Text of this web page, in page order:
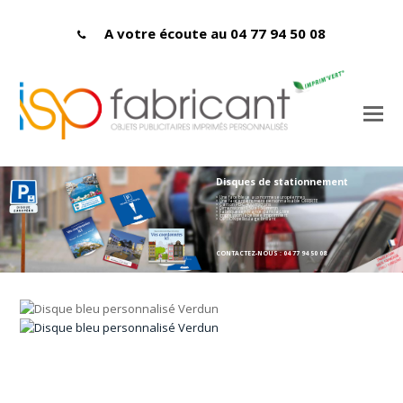
A votre écoute au 04 77 94 50 08
Disques de stationnement
> Une face bleue aux normes européennes
> Une face entièrement personnalisable OFFERTE
> Carton PEFC 400 microns
> Dimensions : 150 x 150 mmn
> Fabriqués en France dans la Loire
> Impression labellisée Imprim'vert
> OPTION pelliculage brillant
CONTACTEZ-NOUS : 04 77 94 50 08